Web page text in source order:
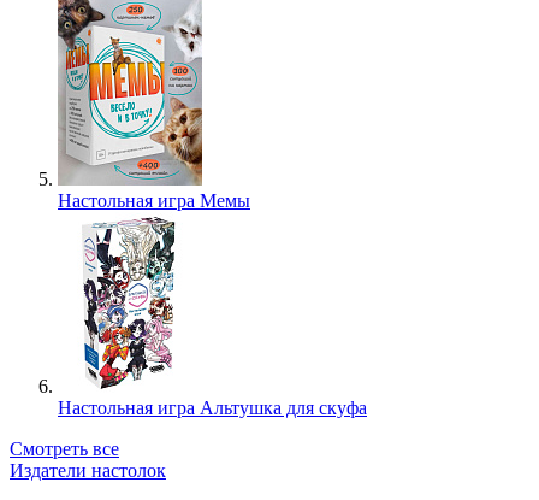
Настольная игра Мемы
Настольная игра Альтушка для скуфа
Смотреть все
Издатели настолок